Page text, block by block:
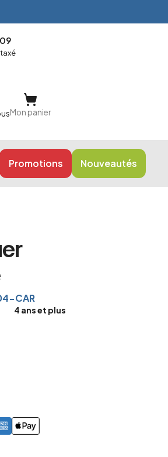
Mon panier
Promotions Nouveautés
CAR
4 ans et plus